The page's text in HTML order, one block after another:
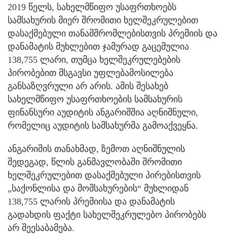
2019 წელს, სახელმწიფო უსაფრთხოებს
სამსახურის მიერ შრომითი ხელშეკრულებით
დასაქმებული თანამშრომლებისთვის პრემიის და
დანამატის მუხლებით ჯამურად გაცემულია
138,755 ლარი, თუმცა ხელშეკრულებების
პირობებით მსგავსი უფლებამოსილება
განსაზღვრული არ არის. ამის შესახებ
სახელმწიფო უსაფრთხოების სამსახურის
ფინანსური აუდიტის ანგარიშშია აღნიშნული,
რომელიც აუდიტის სამსახურმა გამოაქვეყნა.
ანგარიშის თანახმად, ზემოთ აღნიშნულის
შედეგად, წლის განმავლობაში შრომითი
ხელშეკრულებით დასაქმებული პირებისთვის
„საქონლისა და მომსახურების“ მუხლიდან
138,755 ლარის პრემიისა და დანამატის
გადახდის ფაქტი სახელშეკრულებო პირობებს
არ შეესაბამება.